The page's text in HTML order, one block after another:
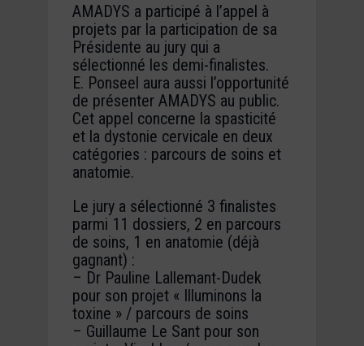
AMADYS a participé à l’appel à
projets par la participation de sa
Présidente au jury qui a
sélectionné les demi-finalistes.
E. Ponseel aura aussi l’opportunité
de présenter AMADYS au public.
Cet appel concerne la spasticité
et la dystonie cervicale en deux
catégories : parcours de soins et
anatomie.
Le jury a sélectionné 3 finalistes
parmi 11 dossiers, 2 en parcours
de soins, 1 en anatomie (déjà
gagnant) :
– Dr Pauline Lallemant-Dudek
pour son projet « Illuminons la
toxine » / parcours de soins
– Guillaume Le Sant pour son